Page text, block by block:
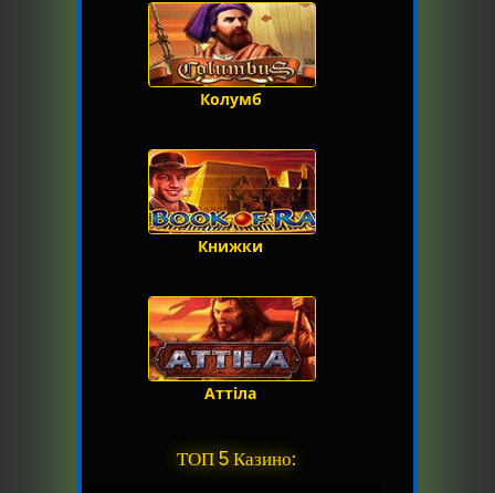
Колумб
Книжки
Аттіла
ТОП 5 Казино: